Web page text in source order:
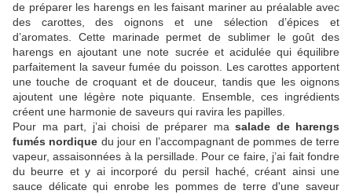
de préparer les harengs en les faisant mariner au préalable avec
des carottes, des oignons et une sélection d’épices et
d’aromates. Cette marinade permet de sublimer le goût des
harengs en ajoutant une note sucrée et acidulée qui équilibre
parfaitement la saveur fumée du poisson. Les carottes apportent
une touche de croquant et de douceur, tandis que les oignons
ajoutent une légère note piquante. Ensemble, ces ingrédients
créent une harmonie de saveurs qui ravira les papilles.
Pour ma part, j’ai choisi de préparer ma salade de harengs
fumés nordique du jour en l’accompagnant de pommes de terre
vapeur, assaisonnées à la persillade. Pour ce faire, j’ai fait fondre
du beurre et y ai incorporé du persil haché, créant ainsi une
sauce délicate qui enrobe les pommes de terre d'une saveur